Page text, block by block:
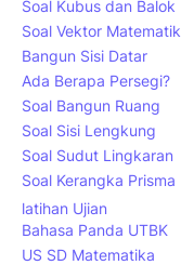
Soal Kubus dan Balok
Soal Vektor Matematik
Bangun Sisi Datar
Ada Berapa Persegi?
Soal Bangun Ruang
Soal Sisi Lengkung
Soal Sudut Lingkaran
Soal Kerangka Prisma
latihan Ujian
Bahasa Panda UTBK
US SD Matematika